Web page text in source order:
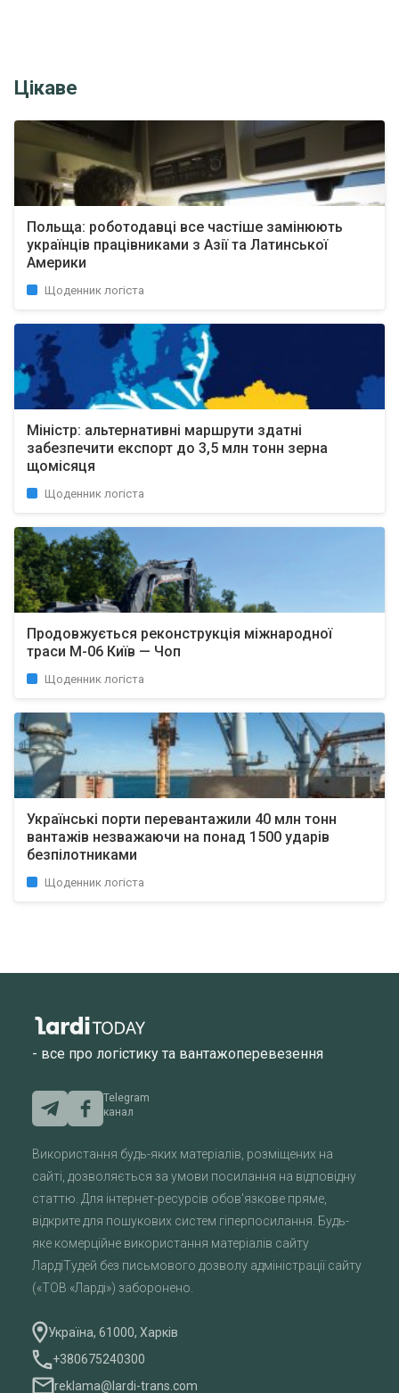
Цікаве
Польща: роботодавці все частіше замінюють
українців працівниками з Азії та Латинської
Америки
Щоденник логіста
Міністр: альтернативні маршрути здатні
забезпечити експорт до 3,5 млн тонн зерна
щомісяця
Щоденник логіста
Продовжується реконструкція міжнародної
траси М-06 Київ — Чоп
Щоденник логіста
Українські порти перевантажили 40 млн тонн
вантажів незважаючи на понад 1500 ударів
безпілотниками
Щоденник логіста
- все про логістику та вантажоперевезення
Telegram
канал
Використання будь-яких матеріалів, розміщених на
сайті, дозволяється за умови посилання на відповідну
статтю. Для інтернет-ресурсів обов'язкове пряме,
відкрите для пошукових систем гіперпосилання. Будь-
яке комерційне використання матеріалів сайту
ЛардіТудей без письмового дозволу адміністрації сайту
(«ТОВ «Ларді») заборонено.
Україна, 61000, Харків
+380675240300
reklama@lardi-trans.com